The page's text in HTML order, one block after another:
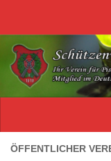
ÖFFENTLICHER